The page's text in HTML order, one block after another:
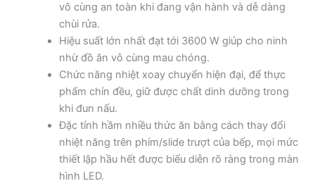
vô cùng an toàn khi đang vận hành và dễ dàng
chùi rửa.
Hiệu suất lớn nhất đạt tới 3600 W giúp cho ninh
nhừ đồ ăn vô cùng mau chóng.
Chức năng nhiệt xoay chuyển hiện đại, để thực
phẩm chín đều, giữ được chất dinh dưỡng trong
khi đun nấu.
Đặc tính hầm nhiều thức ăn bằng cách thay đổi
nhiệt năng trên phím/slide trượt của bếp, mọi mức
thiết lập hầu hết được biểu diễn rõ ràng trong màn
hình LED.